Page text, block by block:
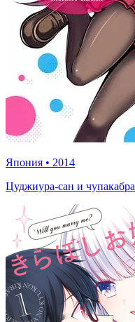
Япония • 2014
Цуджиура-сан и чупакабра